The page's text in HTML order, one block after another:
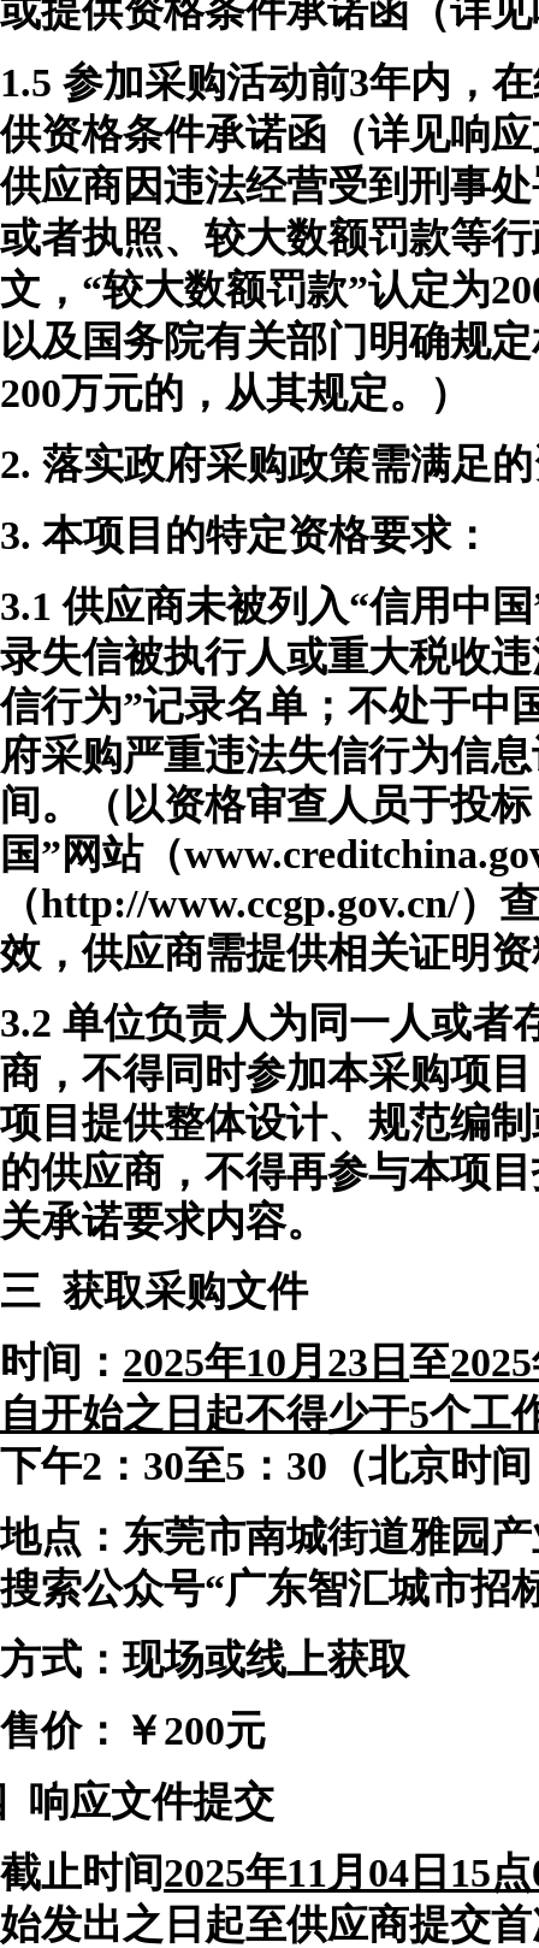
或提供资格条件承诺函（详见
1.5 参加采购活动前3年内，
供资格条件承诺函（详见响应
供应商因违法经营受到刑事
或者执照、较大数额罚款等
文，“较大数额罚款”认定为
以及国务院有关部门明确规
200万元的，从其规定。）
2. 落实政府采购政策需满足
3. 本项目的特定资格要求：
3.1供应商未被列入“信用中
录失信被执行人或重大税收
信行为”记录名单；不处于中
府采购严重违法失信行为信
间。（以资格审查人员于投
国”网站（
（http://www.ccgp.gov.cn/
效，供应商需提供相关证明
3.2 单位负责人为同一人或者
商，不得同时参加本采购项
项目提供整体设计、规范编
的供应商，不得再参与本项
关承诺要求内容。
三 获取采购文件
时间： 2025年10月 23 日 至2025
自开始之日起不得少于5个工
下午2：30至5：30（北京时
地点： 东莞市南城街道雅园
搜索公众号“广东智汇城市招
方式：现场或线上获取
售价：￥200元
响应文件提交
截止时间2025年11月 04 日 15点
始发出之日起至供应商提交